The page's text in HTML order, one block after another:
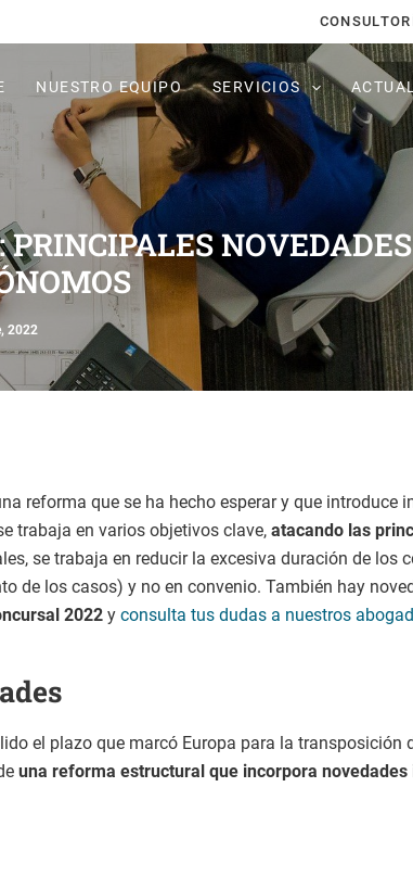
NUESTRO EQUIPO SERVICIOS
2022
reforma que se ha hecho esperar y que introduce
trabaja en varios objetivos clave, atacando las
se trabaja en reducir la excesiva duración de los
de los casos) y no en convenio. También hay
2022 y consulta tus dudas a nuestros
el plazo que marcó Europa para la transposición
una reforma estructural que incorpora